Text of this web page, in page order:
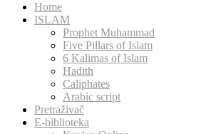
Home
ISLAM
Prophet Muhammad
Five Pillars of Islam
6 Kalimas of Islam
Hadith
Caliphates
Arabic script
Pretraživač
E-biblioteka